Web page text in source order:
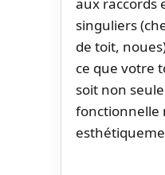
singuliers
de toit,
ce que votre
soit non
fonctionnelle